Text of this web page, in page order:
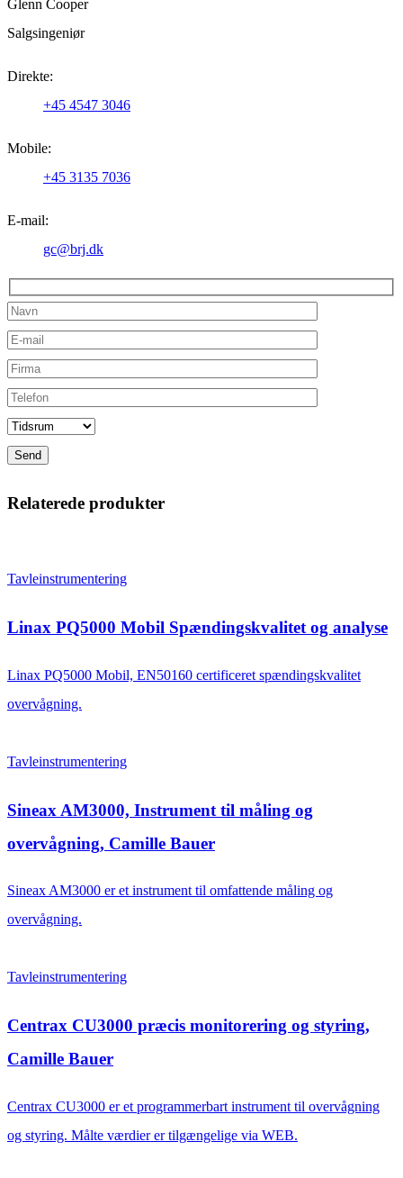
Glenn Cooper
Salgsingeniør
Direkte:
+45 4547 3046
Mobile:
+45 3135 7036
E-mail:
gc@brj.dk
Relaterede produkter
Tavleinstrumentering
Linax PQ5000 Mobil Spændingskvalitet og analyse
Linax PQ5000 Mobil, EN50160 certificeret spændingskvalitet
overvågning.
Tavleinstrumentering
Sineax AM3000, Instrument til måling og
overvågning, Camille Bauer
Sineax AM3000 er et instrument til omfattende måling og
overvågning.
Tavleinstrumentering
Centrax CU3000 præcis monitorering og styring,
Camille Bauer
Centrax CU3000 er et programmerbart instrument til overvågning
og styring. Målte værdier er tilgængelige via WEB.